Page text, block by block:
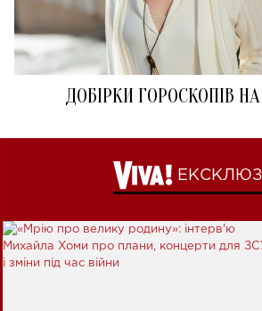
ДОБІРКИ ГОРОСКОПІВ